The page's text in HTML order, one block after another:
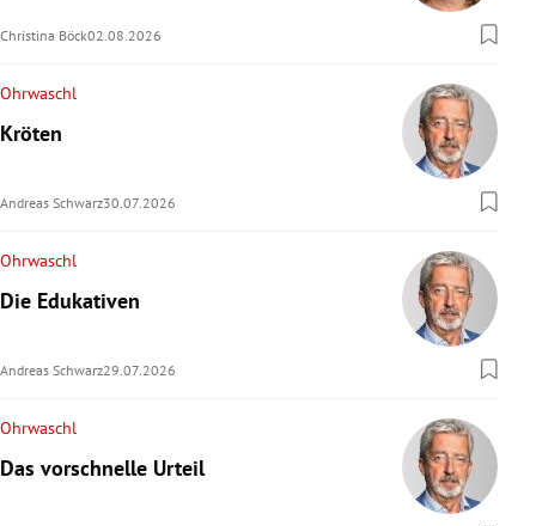
Christina Böck02.08.2026
Ohrwaschl
Kröten
Andreas Schwarz30.07.2026
Ohrwaschl
Die Edukativen
Andreas Schwarz29.07.2026
Ohrwaschl
Das vorschnelle Urteil